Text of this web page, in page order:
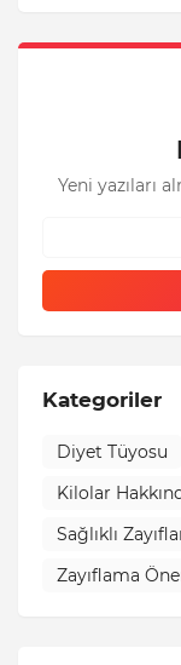
Yeni yazıları
Kategoriler
Diyet Tüyosu
Kilolar
Sağlıklı
Zayıflama